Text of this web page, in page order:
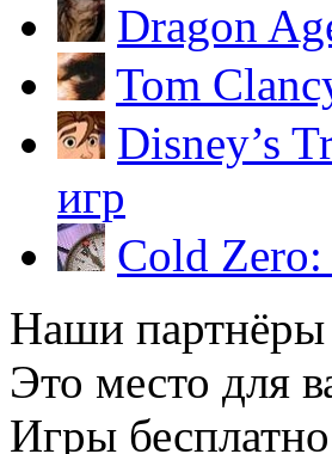
Dragon
Tom
Disney’s
игр
Cold Zero:
Наши партнёры
Это место для
Игры бесплатно